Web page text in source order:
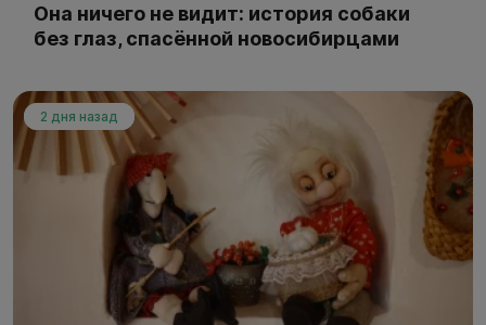
Она ничего не видит: история собаки
без глаз, спасённой новосибирцами
2 дня назад